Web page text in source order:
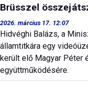
Brüsszel
2026. március 17. 12:07
Hidvéghi Balázs, a
államtitkára egy
került elő Magyar Péter
együttműködésére.